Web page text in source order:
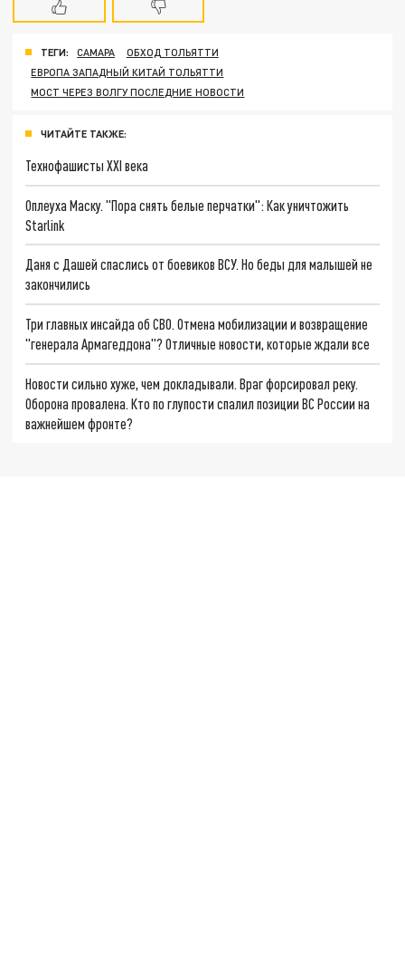
ТЕГИ: САМАРА
ОБХОД ТОЛЬЯТТИ
ЕВРОПА ЗАПАДНЫЙ КИТАЙ ТОЛЬЯТТИ
МОСТ ЧЕРЕЗ ВОЛГУ ПОСЛЕДНИЕ НОВОСТИ
ЧИТАЙТЕ ТАКЖЕ:
Технофашисты XXI века
Оплеуха Маску. "Пора снять белые перчатки": Как уничтожить
Starlink
Даня с Дашей спаслись от боевиков ВСУ. Но беды для малышей не
закончились
Три главных инсайда об СВО. Отмена мобилизации и возвращение
"генерала Армагеддона"? Отличные новости, которые ждали все
Новости сильно хуже, чем докладывали. Враг форсировал реку.
Оборона провалена. Кто по глупости спалил позиции ВС России на
важнейшем фронте?